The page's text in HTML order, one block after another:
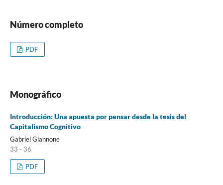
Número completo
PDF
Monográfico
Introducción: Una apuesta por pensar desde la tesis del
Capitalismo Cognitivo
Gabriel Giannone
33 - 36
PDF